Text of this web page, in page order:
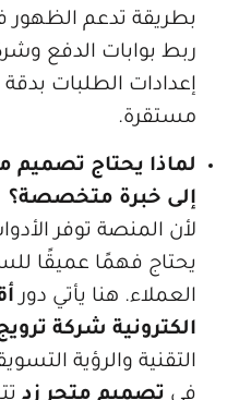
تدعم الظهور في نتائج
الدفع وشركات
الطلبات بدقة لضمان
يحتاج تصميم متاجر
خبرة متخصصة؟
توفر الأدوات، لكن
فهمًا عميقًا للسوق
هنا يأتي دورأقوى
شركة ترويجالتي
والرؤية التسويقية،
متجر زدتتجاوز